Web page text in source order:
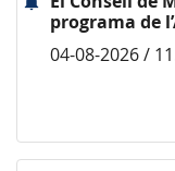
programa de
04-08-2026 /